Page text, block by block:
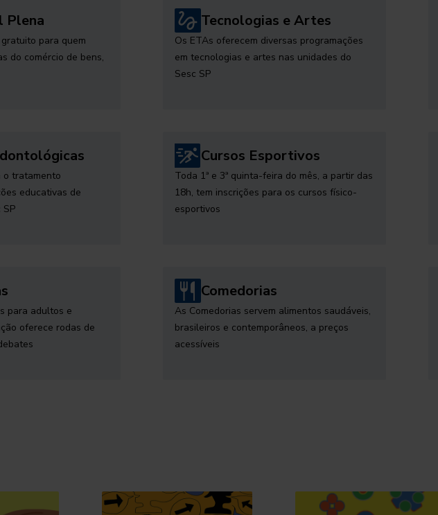
Plena
para quem
do comércio de bens,
Tecnologias e Artes
Os ETAs oferecem diversas programações
em tecnologias e artes nas unidades do
Sesc SP
o tratamento
educativas de
Cursos Esportivos
Toda 1ª e 3ª quinta-feira do mês, a partir das
18h, tem inscrições para os cursos físico-
esportivos
para adultos e
oferece rodas de
Comedorias
As Comedorias servem alimentos saudáveis,
brasileiros e contemporâneos, a preços
acessíveis